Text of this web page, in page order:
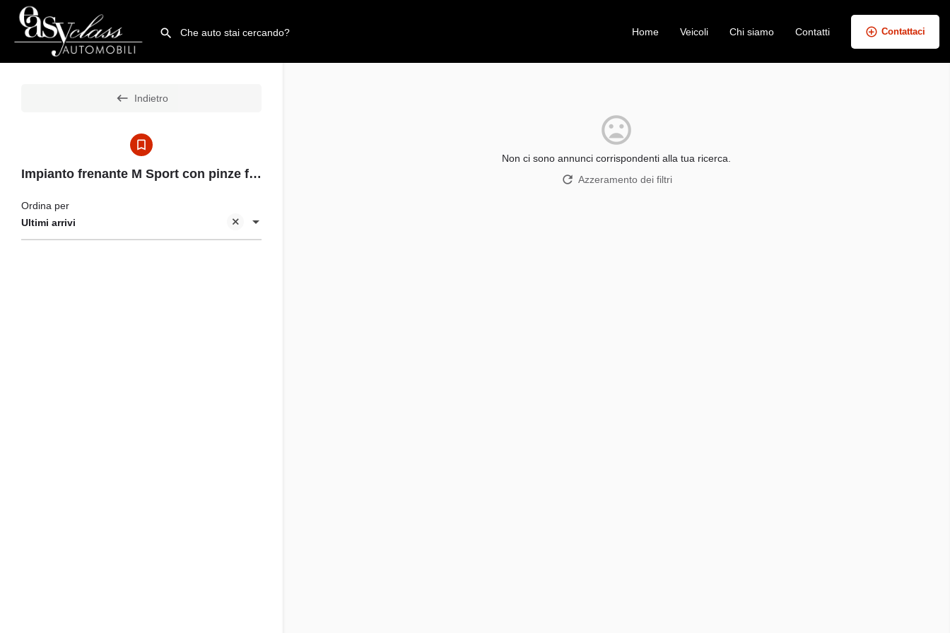
Home Veicoli Chi siamo Contatti Contattaci
Indietro
Impianto frenante M Sport con pinze freno in Blue
Ultimi arrivi
Ordina per
Non ci sono annunci corrispondenti alla tua ricerca.
Azzeramento dei filtri